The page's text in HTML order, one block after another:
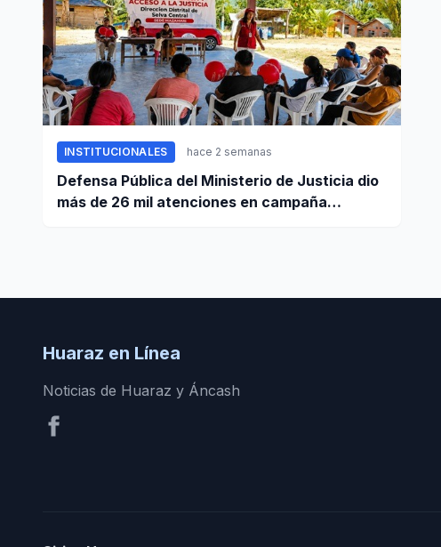
INSTITUCIONALES hace 2 semanas
Defensa Pública del Ministerio de Justicia dio
más de 26 mil atenciones en campaña
Huaraz en Línea
Noticias de Huaraz y Áncash